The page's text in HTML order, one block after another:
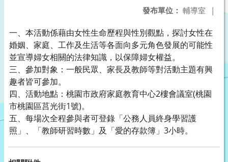
發布單位： 輔導室 |
一、本活動係藉由女性生命歷程與性別觀點，探討女性在
婚姻、家庭、工作及生活等各面向多元角色發展的可能性
並宣導婦女相關的法律知識，以保障婦女權益。
三、參加對象：一般民眾、家長及教師等對活動主題有興
趣者皆可參加。
四、活動地點：桃園市政府家庭教育中心2樓會議室(桃園
市桃園區莒光街1號)。
五、每場次全程參與者可登錄「公務人員終身學習護
照」、「教師研習時數」及「愛的存款簿」3小時。